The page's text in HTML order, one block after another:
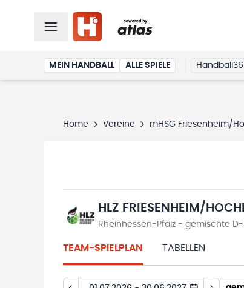
MEIN HANDBALL ALLE SPIELE
Home Vereine mHSG Friesenheim/
HLZ FRIESENHEIM/
Rheinhessen-Pfalz - gemischte
TEAM-SPIELPLAN TABELLEN